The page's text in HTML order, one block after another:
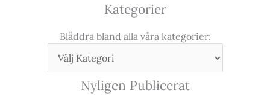
Kategorier
Bläddra bland alla våra kategorier:
Nyligen Publicerat